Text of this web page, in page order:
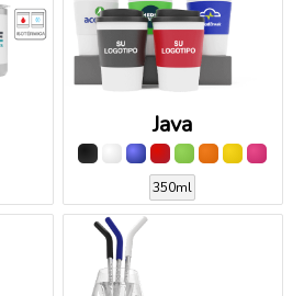
Java
350ml